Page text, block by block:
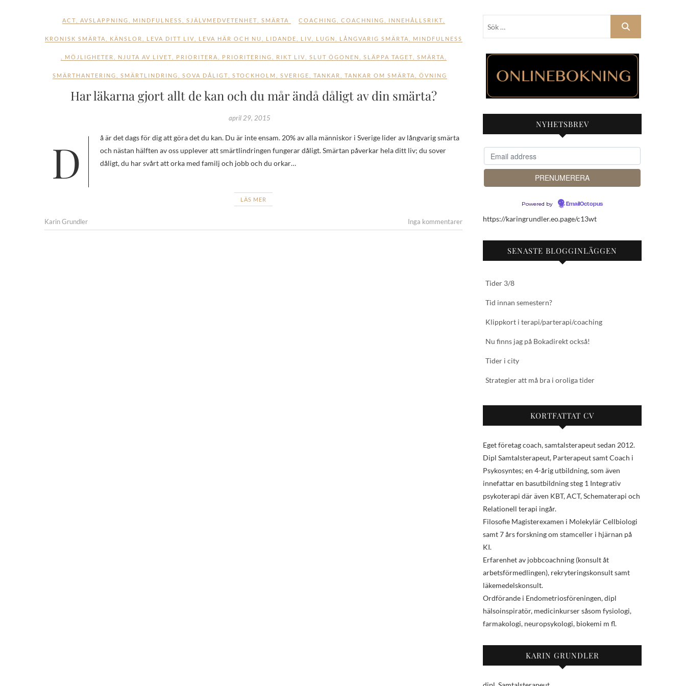
ACT AVSLAPPNING MINDFULNESS SJÄLVMEDVETENHET SMÄRTA COACHING COACHNING INNEHÅLLSRIKT
KRONISK SMÄRTA KÄNSLOR LEVA DITT LIV LEVA HÄR OCH NU LIDANDE LIV LUGN LÅNGVARIG SMÄRTA MINDFULNESS
MÖJLIGHETER NJUTA AV LIVET PRIORITERA PRIORITERING RIKT LIV SLUT ÖGONEN SLÄPPA TAGET SMÄRTA
SMÄRTHANTERING SMÄRTLINDRING SOVA DÅLIGT STOCKHOLM SVERIGE TANKAR TANKAR OM SMÄRTA ÖVNING
Har läkarna gjort allt de kan och du mår ändå dåligt av din smärta?
april 29, 2015
Då är det dags för dig att göra det du kan. Du är inte ensam. 20% av alla människor i Sverige lider av långvarig smärta
och nästan hälften av oss upplever att smärtlindringen fungerar dåligt. Smärtan påverkar hela ditt liv; du sover
dåligt, du har svårt att orka med familj och jobb och du orkar…
LÄS MER
Karin Grundler Inga kommentarer
NYHETSBREV
Powered by EmailOctopus
https://karingrundler.eo.page/c13wt
SENASTE BLOGGINLÄGGEN
Tider 3/8
Tid innan semestern?
Klippkort i terapi/parterapi/coaching
Nu finns jag på Bokadirekt också!
Tider i city
Strategier att må bra i oroliga tider
KORTFATTAT CV
Eget företag coach, samtalsterapeut sedan 2012.
Dipl Samtalsterapeut, Parterapeut samt Coach i
Psykosyntes; en 4-årig utbildning, som även
innefattar en basutbildning steg 1 Integrativ
psykoterapi där även KBT, ACT, Schematerapi och
Relationell terapi ingår.
Filosofie Magisterexamen i Molekylär Cellbiologi
samt 7 års forskning om stamceller i hjärnan på
KI.
Erfarenhet av jobbcoachning (konsult åt
arbetsförmedlingen), rekryteringskonsult samt
läkemedelskonsult.
Ordförande i Endometriosföreningen, dipl
hälsoinspiratör, medicinkurser såsom fysiologi,
farmakologi, neuropsykologi, biokemi m fl.
KARIN GRUNDLER